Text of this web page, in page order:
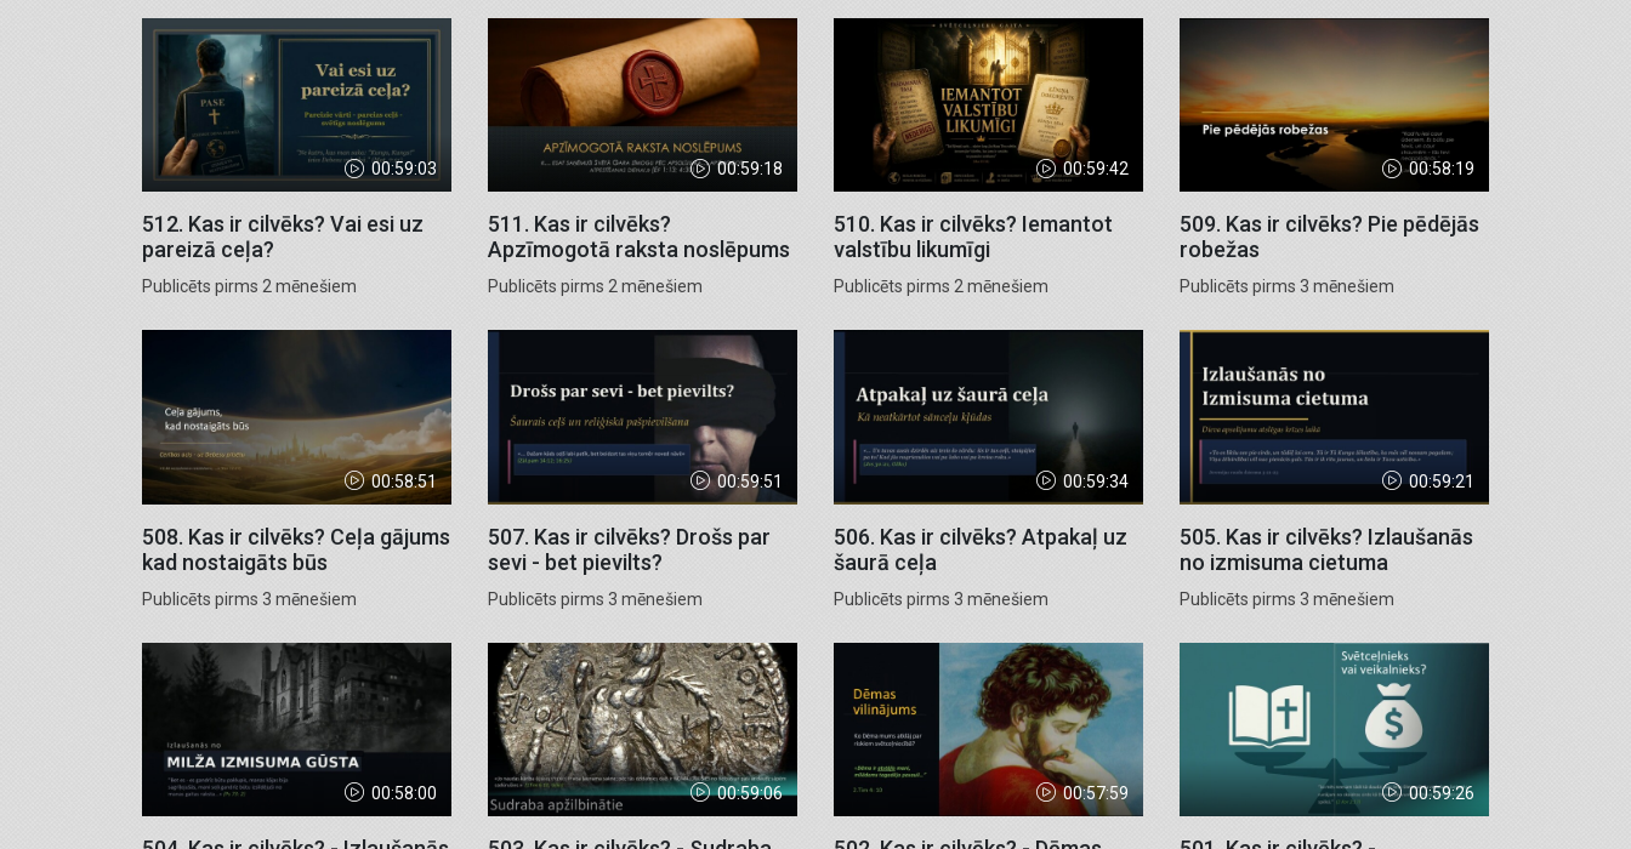
00:59:03
512. Kas ir cilvēks? Vai esi uz
pareizā ceļa?
Publicēts pirms 2 mēnešiem
00:59:18
511. Kas ir cilvēks?
Apzīmogotā raksta noslēpums
Publicēts pirms 2 mēnešiem
00:59:42
510. Kas ir cilvēks? Iemantot
valstību likumīgi
Publicēts pirms 2 mēnešiem
00:58:19
509. Kas ir cilvēks? Pie pēdējās
robežas
Publicēts pirms 3 mēnešiem
00:58:51
508. Kas ir cilvēks? Ceļa gājums
kad nostaigāts būs
Publicēts pirms 3 mēnešiem
00:59:51
507. Kas ir cilvēks? Drošs par
sevi - bet pievilts?
Publicēts pirms 3 mēnešiem
00:59:34
506. Kas ir cilvēks? Atpakaļ uz
šaurā ceļa
Publicēts pirms 3 mēnešiem
00:59:21
505. Kas ir cilvēks? Izlaušanās
no izmisuma cietuma
Publicēts pirms 3 mēnešiem
00:58:00 00:59:06 00:57:59 00:59:26